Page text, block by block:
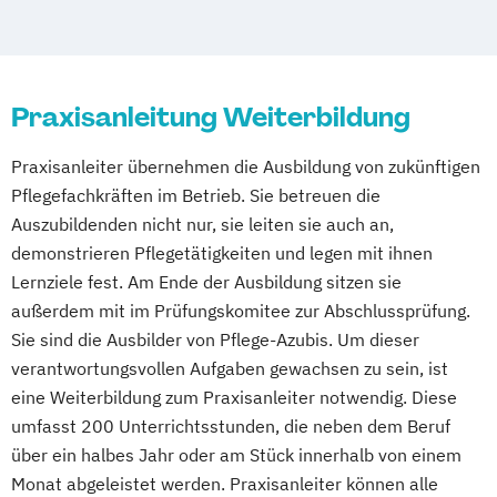
Pflegegutachter/Pflegesachverständiger
Qualifikation für Pflegerische Hilfskräfte
Wohnbereichsleiter
Pflegeexperte Gerontopsychiatrische
Pflegeexperte für Menschen mit
Herzinsuffizienz
Pflegeexperte für Palliative Care
Pflegegutachter
Praxisanleiter
Praxisanleitung Weiterbildung
Praxisanleiter übernehmen die Ausbildung von zukünftigen
Pflegefachkräften im Betrieb. Sie betreuen die
Auszubildenden nicht nur, sie leiten sie auch an,
demonstrieren Pflegetätigkeiten und legen mit ihnen
Lernziele fest. Am Ende der Ausbildung sitzen sie
außerdem mit im Prüfungskomitee zur Abschlussprüfung.
Sie sind die Ausbilder von Pflege-Azubis. Um dieser
verantwortungsvollen Aufgaben gewachsen zu sein, ist
eine Weiterbildung zum Praxisanleiter notwendig. Diese
umfasst 200 Unterrichtsstunden, die neben dem Beruf
über ein halbes Jahr oder am Stück innerhalb von einem
Monat abgeleistet werden. Praxisanleiter können alle